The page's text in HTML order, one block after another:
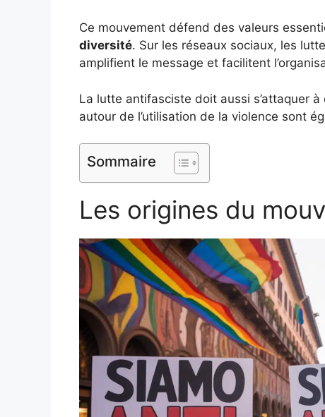
Ce mouvement défend des valeurs
diversité. Sur les réseaux sociaux, les
amplifient le message et facilitent
La lutte antifasciste doit aussi s’attaquer
autour de l’utilisation de la violence sont
Sommaire
Les origines du